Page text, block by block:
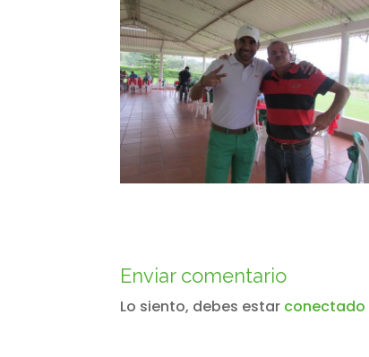
Enviar comentario
Lo siento, debes estar conectado